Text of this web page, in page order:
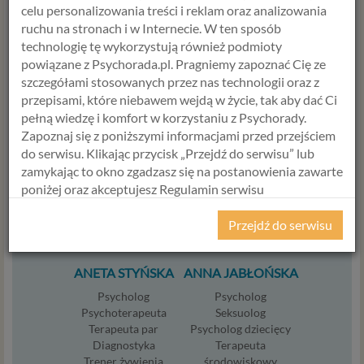
WYBIERZ USŁUGĘ, SPECJALISTĘ
I TERMIN
USŁUGA
ANETA STYŃSKA
Psycholog
Psychoterapeuta
Terapeuta par
Diagnostyka
Trener żywienia
ANNA JABŁOŃSKA
Psycholog
Seksuolog
Psycholog dziecięcy
Terapeuta
środowiskowy
celu personalizowania treści i reklam oraz analizowania
ruchu na stronach i w Internecie. W ten sposób
technologię tę wykorzystują również podmioty
powiązane z Psychorada.pl. Pragniemy zapoznać Cię ze
szczegółami stosowanych przez nas technologii oraz z
przepisami, które niebawem wejdą w życie, tak aby dać Ci
pełną wiedzę i komfort w korzystaniu z Psychorady.
Zapoznaj się z poniższymi informacjami przed przejściem
do serwisu. Klikając przycisk „Przejdź do serwisu” lub
zamykając to okno zgadzasz się na postanowienia zawarte
poniżej oraz akceptujesz Regulamin serwisu
Z dniem 25 maja 2018 r. rozpoczyna obowiązywanie
2016/679 z dnia 27 kwietnia 2016 r. w sprawie ochrony
osób fizycznych w związku z przetwarzaniem danych
osobowych i w sprawie swobodnego przepływu takich
danych oraz uchylenia dyrektywy 95/46/WE (określane
Przejdź do serwisu